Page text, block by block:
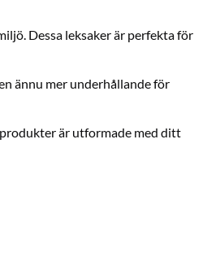
Dessa leksaker är perfekta för
ännu mer underhållande för
är utformade med ditt